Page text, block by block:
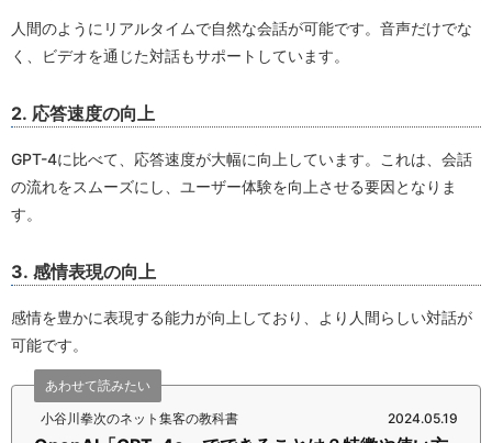
人間のようにリアルタイムで自然な会話が可能です。音声だけでな
く、ビデオを通じた対話もサポートしています。
2. 応答速度の向上
GPT-4に比べて、応答速度が大幅に向上しています。これは、会話
の流れをスムーズにし、ユーザー体験を向上させる要因となりま
す。
3. 感情表現の向上
感情を豊かに表現する能力が向上しており、より人間らしい対話が
可能です。
小谷川拳次のネット集客の教科書
あわせて読みたい
2024.05.19